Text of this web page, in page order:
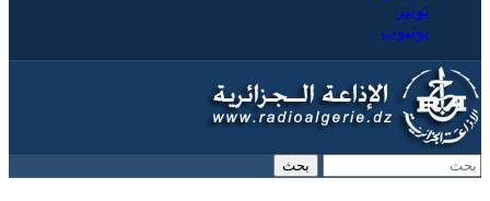
تويتر
يوتيوب
‏بحث ‏